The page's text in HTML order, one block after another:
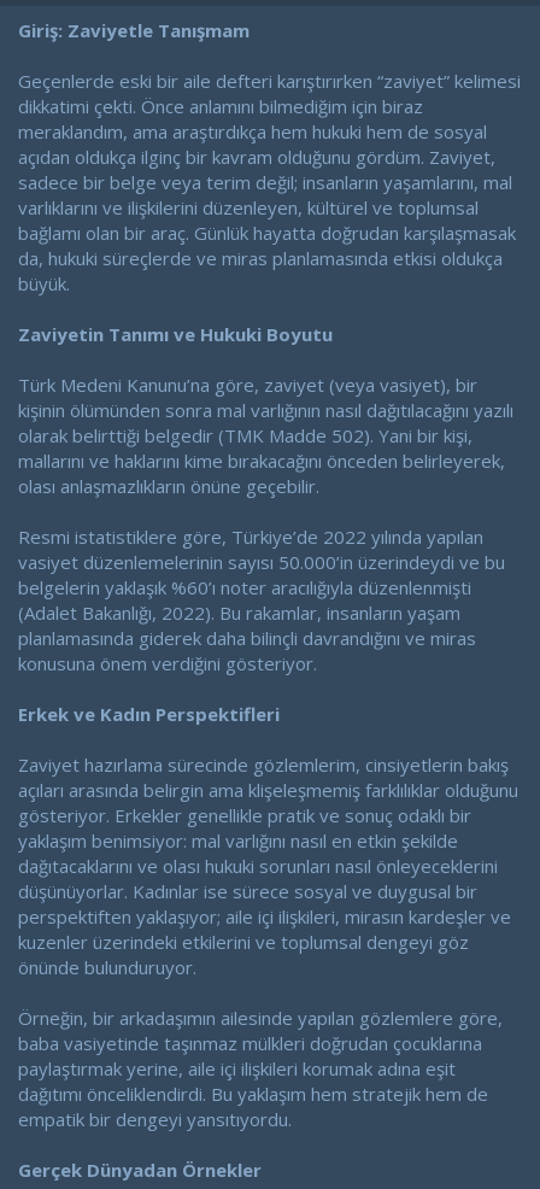
t
r
Giriş: Zaviyetle Tanışmam
Geçenlerde eski bir aile defteri karıştırırken “zaviyet” kelimesi
dikkatimi çekti. Önce anlamını bilmediğim için biraz
meraklandım, ama araştırdıkça hem hukuki hem de sosyal
açıdan oldukça ilginç bir kavram olduğunu gördüm. Zaviyet,
sadece bir belge veya terim değil; insanların yaşamlarını, mal
varlıklarını ve ilişkilerini düzenleyen, kültürel ve toplumsal
bağlamı olan bir araç. Günlük hayatta doğrudan karşılaşmasak
da, hukuki süreçlerde ve miras planlamasında etkisi oldukça
büyük.
Zaviyetin Tanımı ve Hukuki Boyutu
Türk Medeni Kanunu’na göre, zaviyet (veya vasiyet), bir
kişinin ölümünden sonra mal varlığının nasıl dağıtılacağını yazılı
olarak belirttiği belgedir (TMK Madde 502). Yani bir kişi,
mallarını ve haklarını kime bırakacağını önceden belirleyerek,
olası anlaşmazlıkların önüne geçebilir.
Resmi istatistiklere göre, Türkiye’de 2022 yılında yapılan
vasiyet düzenlemelerinin sayısı 50.000’in üzerindeydi ve bu
belgelerin yaklaşık %60’ı noter aracılığıyla düzenlenmişti
(Adalet Bakanlığı, 2022). Bu rakamlar, insanların yaşam
planlamasında giderek daha bilinçli davrandığını ve miras
konusuna önem verdiğini gösteriyor.
Erkek ve Kadın Perspektifleri
Zaviyet hazırlama sürecinde gözlemlerim, cinsiyetlerin bakış
açıları arasında belirgin ama klişeleşmemiş farklılıklar olduğunu
gösteriyor. Erkekler genellikle pratik ve sonuç odaklı bir
yaklaşım benimsiyor: mal varlığını nasıl en etkin şekilde
dağıtacaklarını ve olası hukuki sorunları nasıl önleyeceklerini
düşünüyorlar. Kadınlar ise sürece sosyal ve duygusal bir
perspektiften yaklaşıyor; aile içi ilişkileri, mirasın kardeşler ve
kuzenler üzerindeki etkilerini ve toplumsal dengeyi göz
önünde bulunduruyor.
Örneğin, bir arkadaşımın ailesinde yapılan gözlemlere göre,
baba vasiyetinde taşınmaz mülkleri doğrudan çocuklarına
paylaştırmak yerine, aile içi ilişkileri korumak adına eşit
dağıtımı önceliklendirdi. Bu yaklaşım hem stratejik hem de
empatik bir dengeyi yansıtıyordu.
Gerçek Dünyadan Örnekler